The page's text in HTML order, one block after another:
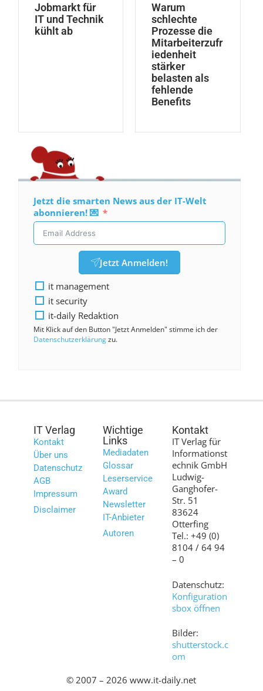
Jobmarkt für
IT und Technik
kühlt ab
Warum
schlechte
Prozesse die
Mitarbeiterzufr
iedenheit
stärker
belasten als
fehlende
Benefits
Jetzt die smarten News aus der IT-Welt
abonnieren! 💌
Jetzt Anmelden!
it management
it security
it-daily Redaktion
Mit Klick auf den Button "Jetzt Anmelden" stimme ich der
Datenschutzerklärungzu.
IT Verlag
Kontakt
Über uns
Datenschutz
AGB
Impressum
Disclaimer
Wichtige
Links
Mediadaten
Glossar
Leserservice
Award
Newsletter
IT-Anbieter
Autoren
Kontakt
IT Verlag für
Informationst
echnik GmbH
Ludwig-
Ganghofer-
Str. 51
83624
Otterfing
Tel.: +49 (0)
8104 / 64 94
– 0
Datenschutz:
Konfiguration
sbox öffnen
Bilder:
shutterstock.c
om
© 2007 – 2026 www.it-daily.net